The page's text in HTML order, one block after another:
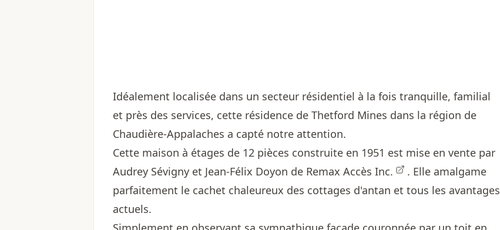
Idéalement localisée dans un secteur résidentiel à la fois tranquille, familial
et près des services, cette résidence de Thetford Mines dans la région de
Chaudière-Appalaches a capté notre attention.
Cette maison à étages de 12 pièces construite en 1951 est mise en vente par
Audrey Sévigny et Jean-Félix Doyon de Remax Accès Inc.
. Elle amalgame
parfaitement le cachet chaleureux des cottages d'antan et tous les avantages
actuels.